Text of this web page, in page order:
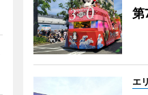
第
エ